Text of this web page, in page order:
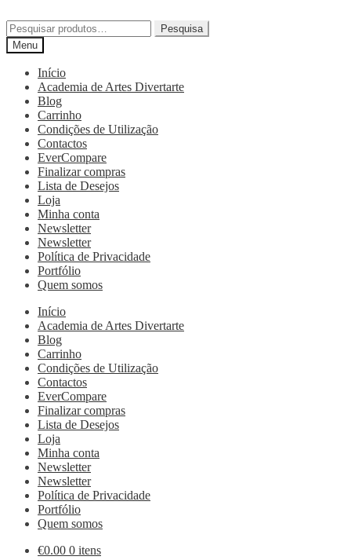
Pesquisa
Menu
Início
Academia de Artes Divertarte
Blog
Carrinho
Condições de Utilização
Contactos
EverCompare
Finalizar compras
Lista de Desejos
Loja
Minha conta
Newsletter
Newsletter
Política de Privacidade
Portfólio
Quem somos
Início
Academia de Artes Divertarte
Blog
Carrinho
Condições de Utilização
Contactos
EverCompare
Finalizar compras
Lista de Desejos
Loja
Minha conta
Newsletter
Newsletter
Política de Privacidade
Portfólio
Quem somos
€0.00 0 itens